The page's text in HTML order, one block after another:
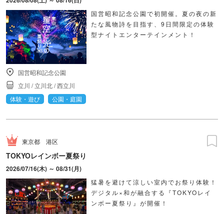
国営昭和記念公園で初開催。夏の夜の新
たな風物詩を目指す、9日間限定の体験
型ナイトエンターテインメント！
国営昭和記念公園
立川 /立川北/西立川
体験・遊び
公園・庭園
東京都 港区
TOKYOレインボー夏祭り
2026/07/16(木) ～ 08/31(月)
猛暑を避けて涼しい室内でお祭り体験！
デジタル×和が融合する『TOKYOレイ
ンボー夏祭り』が開催！